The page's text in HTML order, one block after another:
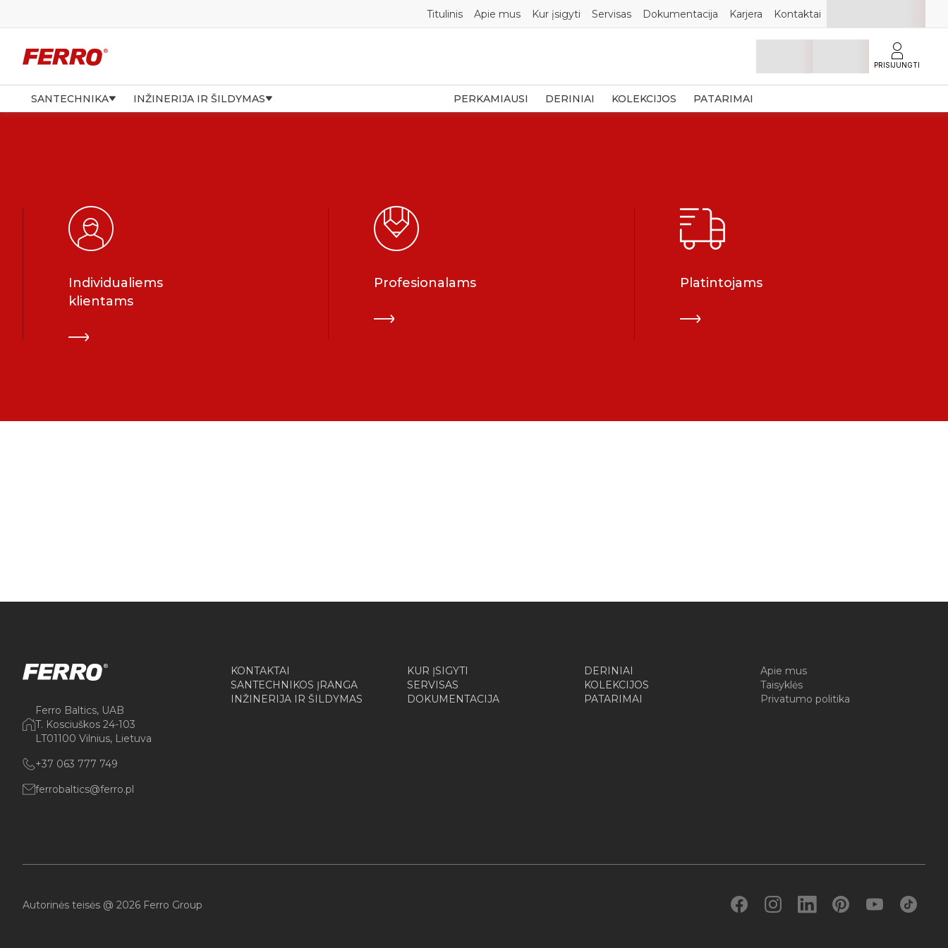
Titulinis Apie mus Kur įsigyti Servisas Dokumentacija Karjera Kontaktai
PRISIJUNGTI
SANTECHNIKA INŽINERIJA IR ŠILDYMAS PERKAMIAUSI DERINIAI KOLEKCIJOS PATARIMAI
Individualiems
klientams
Profesionalams Platintojams
Ferro Baltics, UAB
T. Kosciuškos 24-103
LT01100 Vilnius, Lietuva
+37 063 777 749
ferrobaltics@ferro.pl
KONTAKTAI
SANTECHNIKOS ĮRANGA
INŽINERIJA IR ŠILDYMAS
KUR ĮSIGYTI
SERVISAS
DOKUMENTACIJA
DERINIAI
KOLEKCIJOS
PATARIMAI
Apie mus
Taisyklės
Privatumo politika
Autorinės teisės @ 2026 Ferro Group